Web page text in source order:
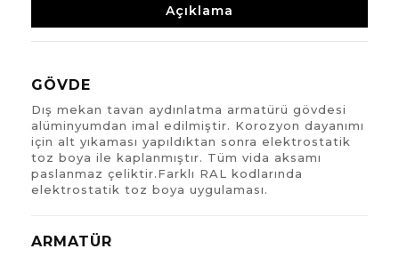
Açıklama
GÖVDE
Dış mekan tavan aydınlatma armatürü gövdesi
alüminyumdan imal edilmiştir. Korozyon dayanımı
için alt yıkaması yapıldıktan sonra elektrostatik
toz boya ile kaplanmıştır. Tüm vida aksamı
paslanmaz çeliktir.Farklı RAL kodlarında
elektrostatik toz boya uygulaması.
ARMATÜR